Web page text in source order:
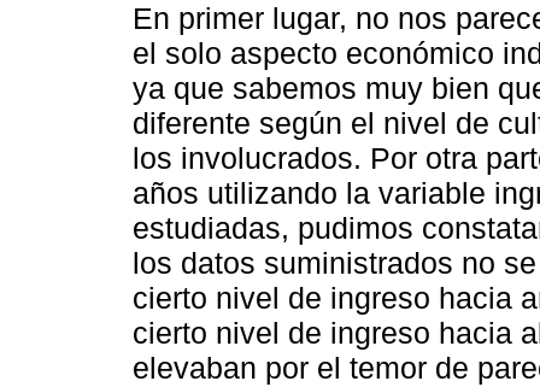
En primer lugar, no nos
el solo aspecto económico
ya que sabemos muy bien
diferente según el nivel de
los involucrados. Por otra
años utilizando la variable
estudiadas, pudimos
los datos suministrados no
cierto nivel de ingreso hacia
cierto nivel de ingreso hacia
elevaban por el temor de